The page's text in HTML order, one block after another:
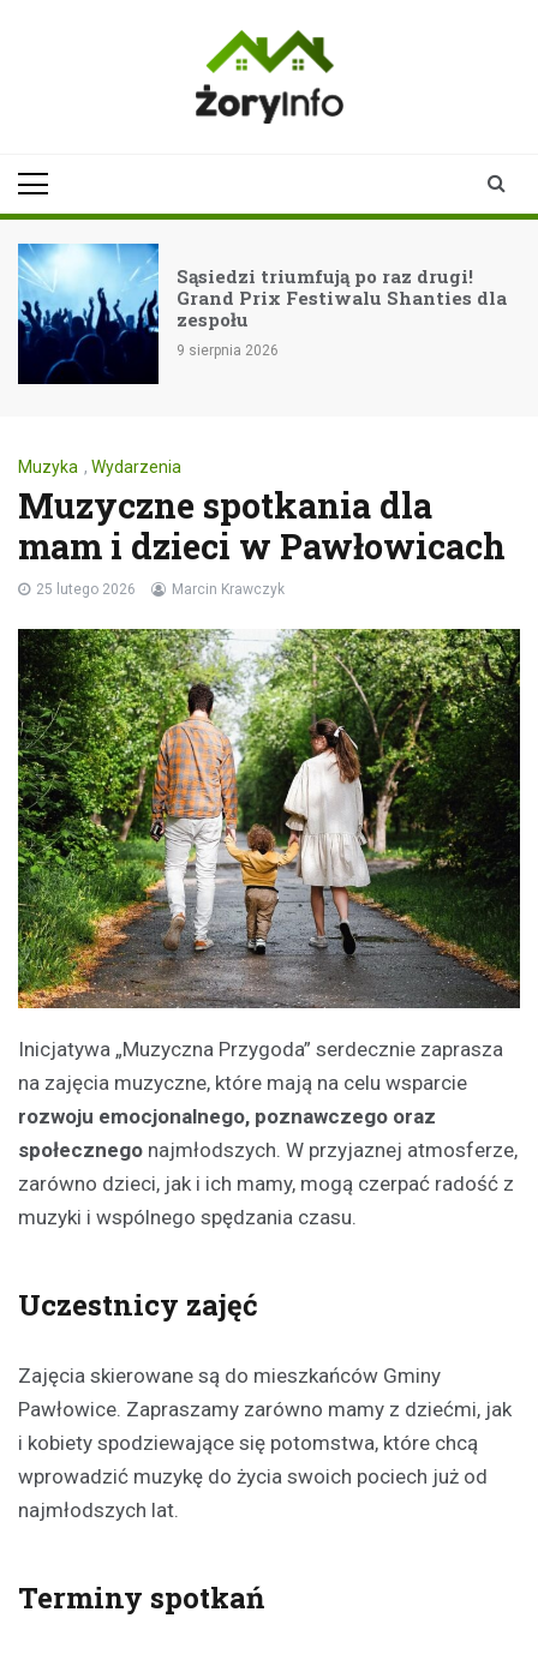
Sąsiedzi triumfują po raz drugi!
Grand Prix Festiwalu Shanties dla
zespołu
9 sierpnia 2026
Muzyka , Wydarzenia
Muzyczne spotkania dla
mam i dzieci w Pawłowicach
25 lutego 2026 Marcin Krawczyk
Inicjatywa „Muzyczna Przygoda” serdecznie zaprasza
na zajęcia muzyczne, które mają na celu wsparcie
rozwoju emocjonalnego, poznawczego oraz
społecznego najmłodszych. W przyjaznej atmosferze,
zarówno dzieci, jak i ich mamy, mogą czerpać radość z
muzyki i wspólnego spędzania czasu.
Uczestnicy zajęć
Zajęcia skierowane są do mieszkańców Gminy
Pawłowice. Zapraszamy zarówno mamy z dziećmi, jak
i kobiety spodziewające się potomstwa, które chcą
wprowadzić muzykę do życia swoich pociech już od
najmłodszych lat.
Terminy spotkań